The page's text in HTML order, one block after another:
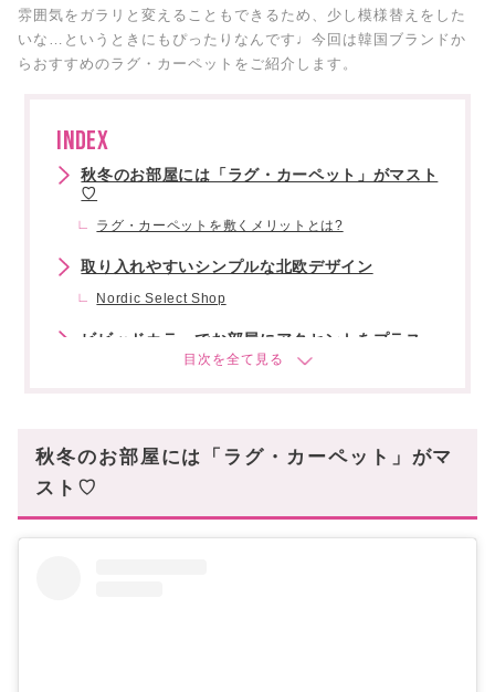
雰囲気をガラリと変えることもできるため、少し模様替えをした
いな…というときにもぴったりなんです♩今回は韓国ブランドか
らおすすめのラグ・カーペットをご紹介します。
INDEX
秋冬のお部屋には「ラグ・カーペット」がマスト
♡
ラグ・カーペットを敷くメリットとは?
取り入れやすいシンプルな北欧デザイン
Nordic Select Shop
ビビッドカラーでお部屋にアクセントをプラス
Buy Beam(バイビーム)
the frigg(ザフリッグ)
乙女心をくすぐるキュートなラグ・カーペット
PAPER GARDEN(ペーパーガーデン)
秋冬のお部屋には「ラグ・カーペット」がマ
スト♡